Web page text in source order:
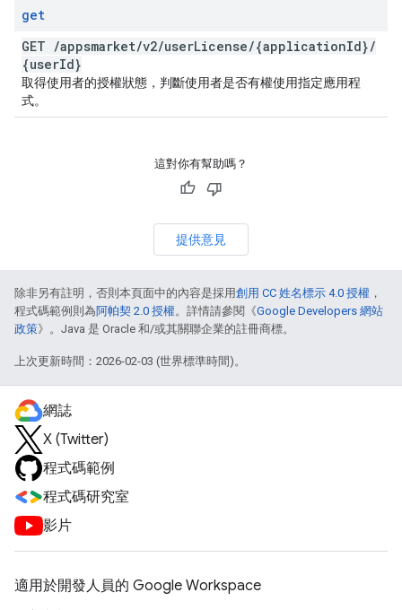
get
GET /appsmarket/v2/userLicense/{applicationId}/
{userId}
取得使用者的授權狀態，判斷使用者是否有權使用指定應用程
式。
這對你有幫助嗎？
提供意見
除非另有註明，否則本頁面中的內容是採用創用 CC 姓名標示 4.0 授權 ，
程式碼範例則為阿帕契 2.0 授權。詳情請參閱《Google Developers 網站
政策》。Java 是 Oracle 和/或其關聯企業的註冊商標。
上次更新時間：2026-02-03 (世界標準時間)。
網誌
X (Twitter)
程式碼範例
程式碼研究室
影片
適用於開發人員的 Google Workspace